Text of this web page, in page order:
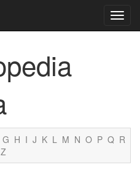
G H I J K L M N O P Q R
Z